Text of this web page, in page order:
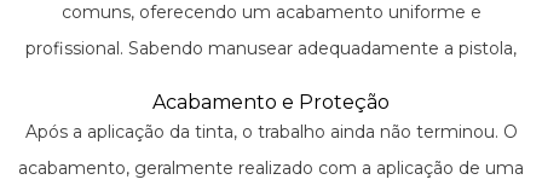
comuns, oferecendo um acabamento uniforme e
profissional. Sabendo manusear adequadamente a pistola,
com a espessura correta.
Acabamento e Proteção
Após a aplicação da tinta, o trabalho ainda não terminou. O
acabamento, geralmente realizado com a aplicação de uma